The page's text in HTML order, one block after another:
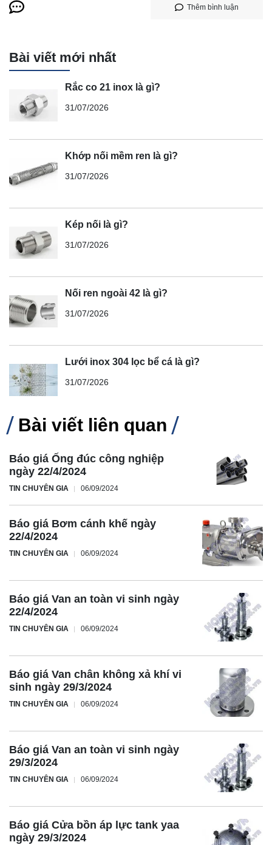
Thêm bình luận
Bài viết mới nhất
Rắc co 21 inox là gì?
31/07/2026
Khớp nối mềm ren là gì?
31/07/2026
Kép nối là gì?
31/07/2026
Nối ren ngoài 42 là gì?
31/07/2026
Lưới inox 304 lọc bể cá là gì?
31/07/2026
Bài viết liên quan
Báo giá Ống đúc công nghiệp
ngày 22/4/2024
TIN CHUYÊN GIA 06/09/2024
Báo giá Bơm cánh khế ngày
22/4/2024
TIN CHUYÊN GIA 06/09/2024
Báo giá Van an toàn vi sinh ngày
22/4/2024
TIN CHUYÊN GIA 06/09/2024
Báo giá Van chân không xả khí vi
sinh ngày 29/3/2024
TIN CHUYÊN GIA 06/09/2024
Báo giá Van an toàn vi sinh ngày
29/3/2024
TIN CHUYÊN GIA 06/09/2024
Báo giá Cửa bồn áp lực tank yaa
ngày 29/3/2024